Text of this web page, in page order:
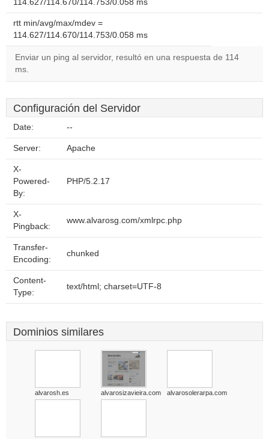
114.627/114.670/114.753/0.058 ms
rtt min/avg/max/mdev =
114.627/114.670/114.753/0.058 ms
Enviar un ping al servidor, resultó en una respuesta de 114
ms.
Configuración del Servidor
Date: --
Server: Apache
X-
Powered-
By:
PHP/5.2.17
X-
Pingback:
www.alvarosg.com/xmlrpc.php
Transfer-
Encoding:
chunked
Content-
Type:
text/html; charset=UTF-8
Dominios similares
alvarosh.es alvarosizavieira.com alvarosolerarpa.com